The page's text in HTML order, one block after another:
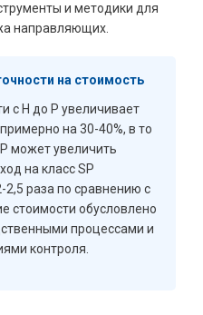
и методики для
направляющих.
на стоимость
с H до P увеличивает
на 30-40%, в то
может увеличить
на класс SP
2,5 раза по сравнению с
стоимости обусловлено
процессами и
контроля.